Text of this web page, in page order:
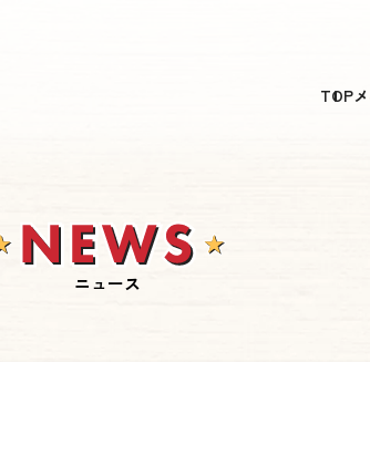
TOP
한국어
ニュース